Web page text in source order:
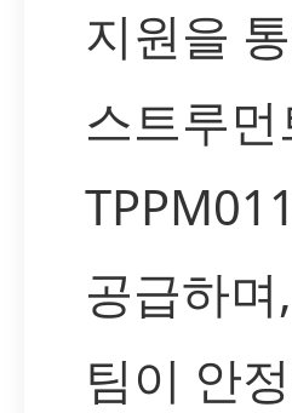
지원을
스트루먼
공급하
팀이 안